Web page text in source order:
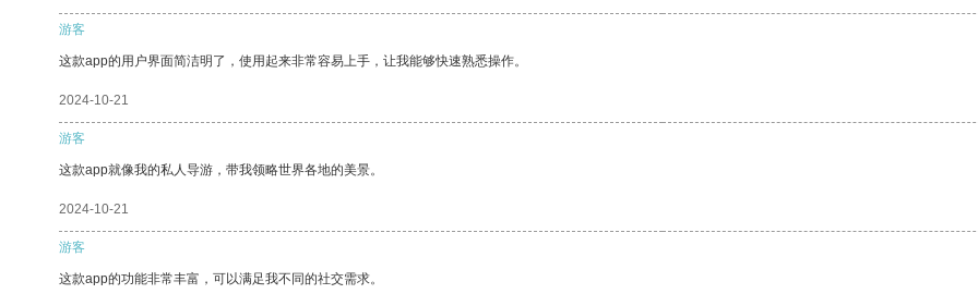
游客
这款app的用户界面简洁明了，使用起来非常容易上手，让我能够快速熟悉操作。
2024-10-21
游客
这款app就像我的私人导游，带我领略世界各地的美景。
2024-10-21
游客
这款app的功能非常丰富，可以满足我不同的社交需求。